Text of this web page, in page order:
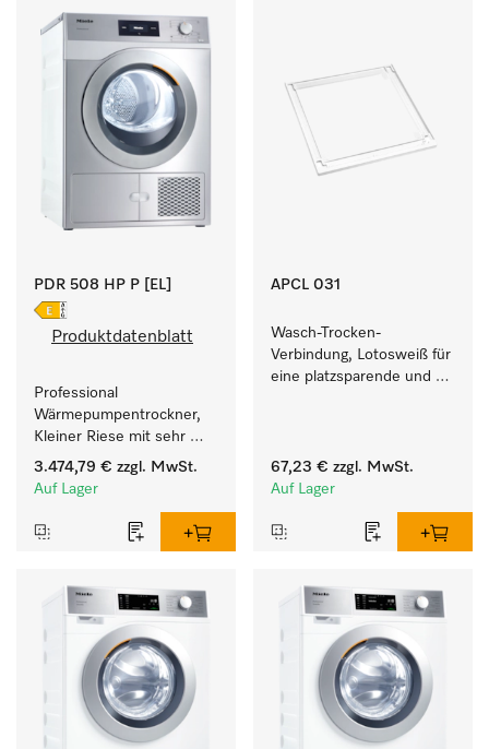
PDR 508 HP P [EL]
Produktdatenblatt
Professional
Wärmepumpentrockner,
Kleiner Riese mit sehr
geringem
Energieverbrauch und
Füllgewicht 8 kg.
3.474,79 € zzgl. MwSt.
Auf Lager
APCL 031
Wasch-Trocken-
Verbindung, Lotosweiß für
eine platzsparende und
67,23 € zzgl. MwSt.
Auf Lager